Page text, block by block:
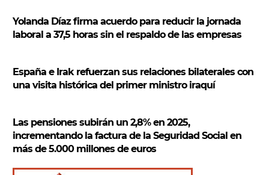
Yolanda Díaz firma acuerdo para reducir la jornada
laboral a 37,5 horas sin el respaldo de las empresas
España e Irak refuerzan sus relaciones bilaterales con
una visita histórica del primer ministro iraquí
Las pensiones subirán un 2,8% en 2025,
incrementando la factura de la Seguridad Social en
más de 5.000 millones de euros